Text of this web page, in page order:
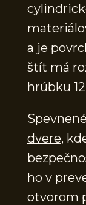
a je
štít má
hrúbku
dvere,
ho v
otvorom